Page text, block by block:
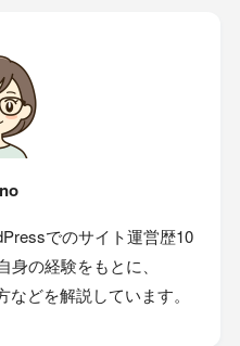
でのサイト運営歴10
の経験をもとに、
どを解説しています。